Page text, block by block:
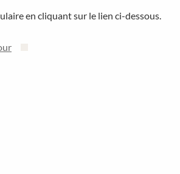
en cliquant sur le lien ci-dessous.